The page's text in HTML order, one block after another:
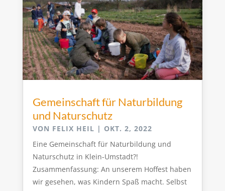
Gemeinschaft für Naturbildung
und Naturschutz
VON FELIX HEIL | OKT. 2, 2022
Eine Gemeinschaft für Naturbildung und
Naturschutz in Klein-Umstadt?!
Zusammenfassung: An unserem Hoffest haben
wir gesehen, was Kindern Spaß macht. Selbst